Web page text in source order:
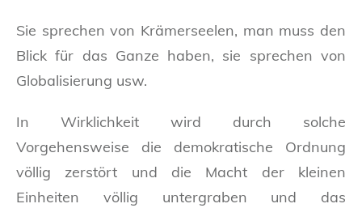
Sie sprechen von Krämerseelen, man muss den
Blick für das Ganze haben, sie sprechen von
Globalisierung usw.
In Wirklichkeit wird durch solche
Vorgehensweise die demokratische Ordnung
völlig zerstört und die Macht der kleinen
Einheiten völlig untergraben und das